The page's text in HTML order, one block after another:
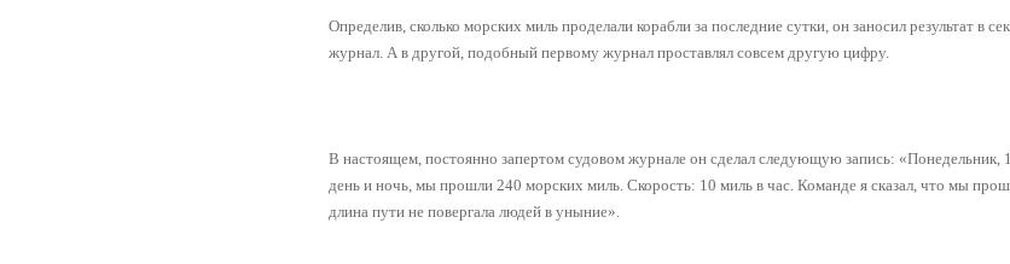
Определив, сколько морских миль проделали корабли за последние сутки, он заносил результат в
журнал. А в другой, подобный первому журнал проставлял совсем другую цифру.
В настоящем, постоянно запертом судовом журнале он сделал следующую запись: «Понедельник,
день и ночь, мы прошли 240 морских миль. Скорость: 10 миль в час. Команде я сказал, что мы
длина пути не повергала людей в уныние».